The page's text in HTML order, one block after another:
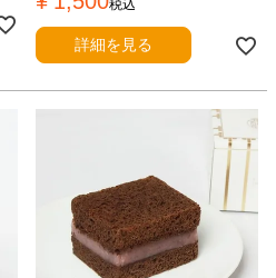
税込
詳細を見る